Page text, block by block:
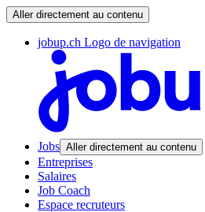
Aller directement au contenu
jobup.ch Logo de navigation
Jobs Aller directement au contenu
Entreprises
Salaires
Job Coach
Espace recruteurs